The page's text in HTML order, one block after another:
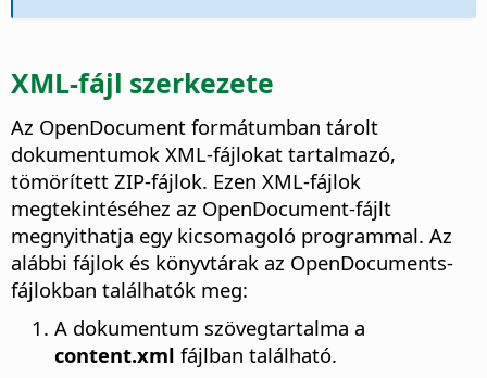
XML-fájl szerkezete
Az OpenDocument formátumban tárolt
dokumentumok XML-fájlokat tartalmazó,
tömörített ZIP-fájlok. Ezen XML-fájlok
megtekintéséhez az OpenDocument-fájlt
megnyithatja egy kicsomagoló programmal. Az
alábbi fájlok és könyvtárak az OpenDocuments-
fájlokban találhatók meg:
A dokumentum szövegtartalma a
content.xml fájlban található.